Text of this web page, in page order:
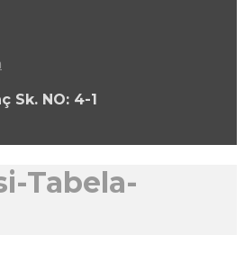
Sk. NO: 4-1
Tabela-